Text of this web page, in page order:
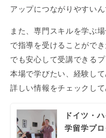
アップにつながりやすいん
また、専門スキルを学ぶ
で指導を受けることがで
でも安心して受講できる
本場で学びたい、経験し
詳しい情報をチェックして
ドイツ・
学留学プ